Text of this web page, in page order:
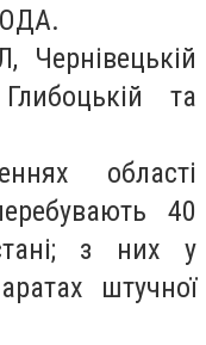
ОДА.
Чернівецькій
та
області
40
з них у
штучної